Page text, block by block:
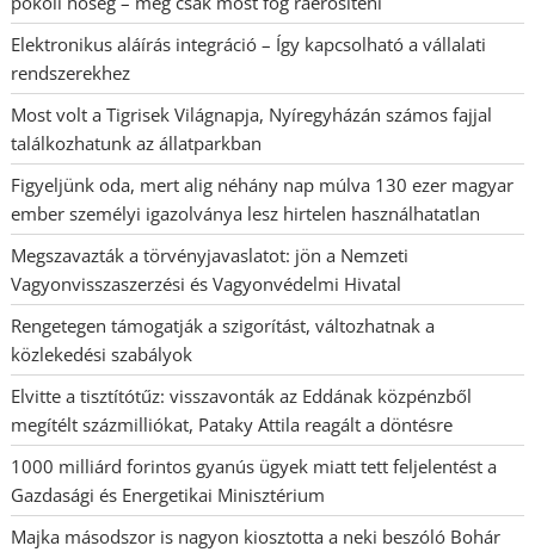
Elektronikus aláírás integráció – Így kapcsolható a vállalati
rendszerekhez
Most volt a Tigrisek Világnapja, Nyíregyházán számos fajjal
találkozhatunk az állatparkban
Figyeljünk oda, mert alig néhány nap múlva 130 ezer magyar
ember személyi igazolványa lesz hirtelen használhatatlan
Megszavazták a törvényjavaslatot: jön a Nemzeti
Vagyonvisszaszerzési és Vagyonvédelmi Hivatal
Rengetegen támogatják a szigorítást, változhatnak a
közlekedési szabályok
Elvitte a tisztítótűz: visszavonták az Eddának közpénzből
megítélt százmilliókat, Pataky Attila reagált a döntésre
1000 milliárd forintos gyanús ügyek miatt tett feljelentést a
Gazdasági és Energetikai Minisztérium
Majka másodszor is nagyon kiosztotta a neki beszóló Bohár